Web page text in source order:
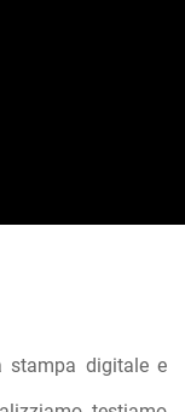
stampa digitale e